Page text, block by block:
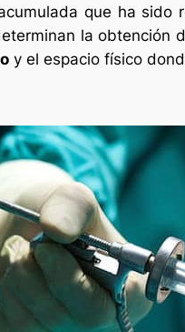
que ha
la obtención
y el espacio físico